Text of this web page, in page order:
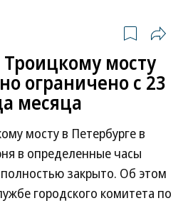
мосту
ограничено с 23
месяца
мосту в Петербурге в
в определенные часы
закрыто. Об этом
городского комитета по